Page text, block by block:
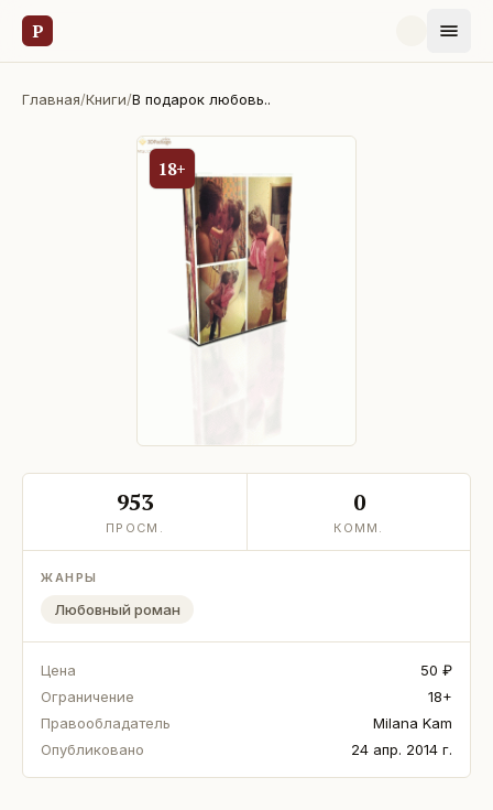
Р
Главная/Книги/В подарок любовь..
18+
953
ПРОСМ.
0
КОММ.
ЖАНРЫ
Любовный роман
Цена
50 ₽
Ограничение
18+
Правообладатель
Milana Kam
Опубликовано
24 апр. 2014 г.